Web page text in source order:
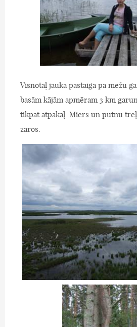
Visnotaļ jauka pastaiga pa mežu
basām kājām apmēram 3 km
tikpat atpakaļ. Miers un putnu
zaros.